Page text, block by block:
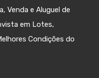
Venda e Aluguel de
em Lotes,
Condições do